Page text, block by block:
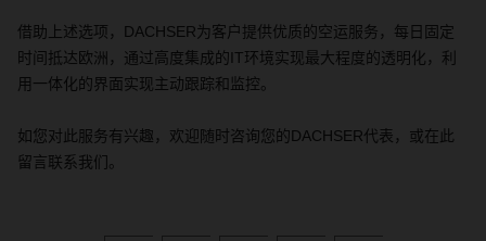
借助上述选项， DACHSER为客户提供优质的空运服务，每日固定
时间抵达欧洲，通过高度集成的IT环境实现最大程度的透明化，利
用一体化的界面实现主动跟踪和监控。
如您对此服务有兴趣 ，欢迎随时咨询您的DACHSER代表 ， 或在此
留言联系我们 。